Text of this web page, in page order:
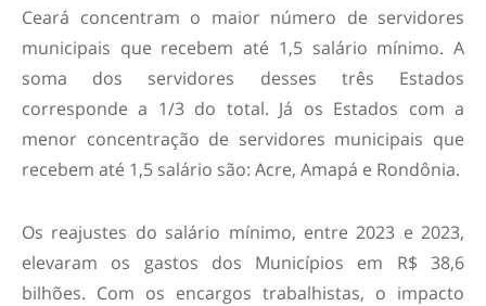
Ceará concentram o maior número de servidores
municipais que recebem até 1,5 salário mínimo. A
soma dos servidores desses três Estados
corresponde a 1/3 do total. Já os Estados com a
menor concentração de servidores municipais que
recebem até 1,5 salário são: Acre, Amapá e Rondônia.
Os reajustes do salário mínimo, entre 2023 e 2023,
elevaram os gastos dos Municípios em R$ 38,6
bilhões. Com os encargos trabalhistas, o impacto